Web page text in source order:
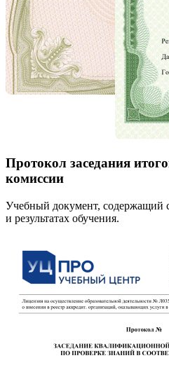
Протокол заседания
комиссии
Учебный документ, содержащий
и результатах обучения.